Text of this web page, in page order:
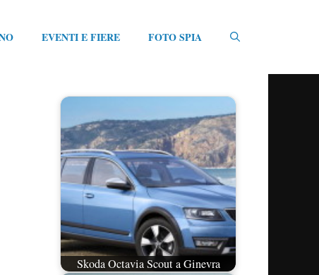
EVENTI E FIERE FOTO SPIA
Skoda Octavia Scout a Ginevra